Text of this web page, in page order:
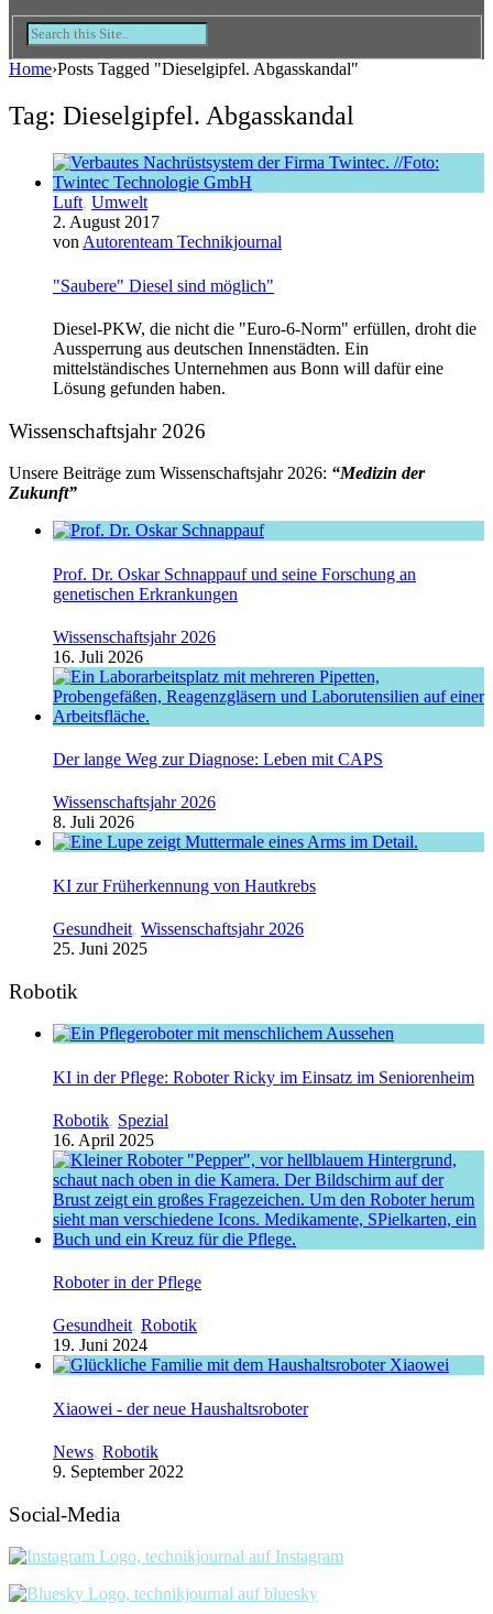
Home›Posts Tagged "Dieselgipfel. Abgasskandal"
Tag: Dieselgipfel. Abgasskandal
Luft, Umwelt
2. August 2017
von Autorenteam Technikjournal
"Saubere" Diesel sind möglich"
Diesel-PKW, die nicht die "Euro-6-Norm" erfüllen, droht die
Aussperrung aus deutschen Innenstädten. Ein
mittelständisches Unternehmen aus Bonn will dafür eine
Lösung gefunden haben.
Wissenschaftsjahr 2026
Unsere Beiträge zum Wissenschaftsjahr 2026: “Medizin der
Zukunft”
Prof. Dr. Oskar Schnappauf und seine Forschung an
genetischen Erkrankungen
Wissenschaftsjahr 2026
16. Juli 2026
Der lange Weg zur Diagnose: Leben mit CAPS
Wissenschaftsjahr 2026
8. Juli 2026
KI zur Früherkennung von Hautkrebs
Gesundheit, Wissenschaftsjahr 2026
25. Juni 2025
Robotik
KI in der Pflege: Roboter Ricky im Einsatz im Seniorenheim
Robotik, Spezial
16. April 2025
Roboter in der Pflege
Gesundheit, Robotik
19. Juni 2024
Xiaowei - der neue Haushaltsroboter
News, Robotik
9. September 2022
Social-Media